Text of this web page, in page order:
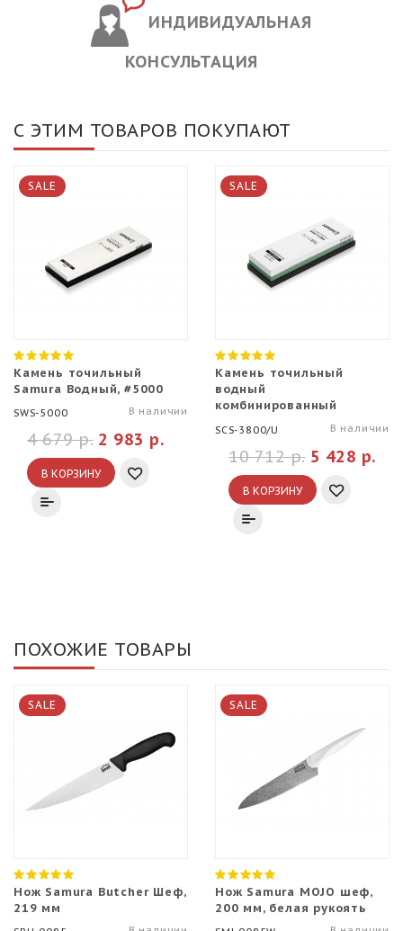
ИНДИВИДУАЛЬНАЯ
КОНСУЛЬТАЦИЯ
С ЭТИМ ТОВАРОВ ПОКУПАЮТ
SALE
Камень точильный
Samura Водный, #5000
SWS-5000 В наличии
2 983 р.
4 679 р.
В КОРЗИНУ
SALE
Камень точильный
водный
комбинированный
Samura 3000#/8000#
SCS-3800/U В наличии
5 428 р.
10 712 р.
В КОРЗИНУ
ПОХОЖИЕ ТОВАРЫ
SALE
Нож Samura Butcher Шеф,
219 мм
SALE
Нож Samura MOJO шеф,
200 мм, белая рукоять